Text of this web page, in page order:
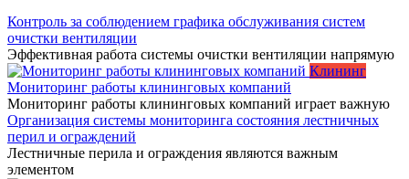
Контроль за соблюдением графика обслуживания систем
очистки вентиляции
Эффективная работа системы очистки вентиляции напрямую
Клининг
Мониторинг работы клининговых компаний
Мониторинг работы клининговых компаний играет важную
Организация системы мониторинга состояния лестничных
перил и ограждений
Лестничные перила и ограждения являются важным
элементом